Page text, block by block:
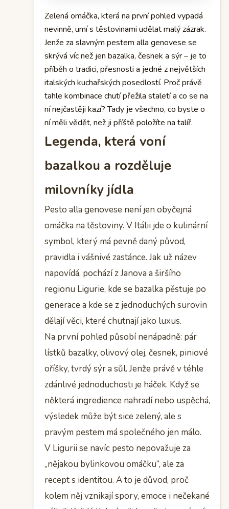
Zelená omáčka, která na první pohled vypadá
nevinně, umí s těstovinami udělat malý zázrak.
Jenže za slavným pestem alla genovese se
skrývá víc než jen bazalka, česnek a sýr – je to
příběh o tradici, přesnosti a jedné z největších
italských kuchařských posedlostí. Proč právě
tahle kombinace chutí přežila staletí a co se na
ní nejčastěji kazí? Tady je všechno, co byste o
ní měli vědět, než ji příště položíte na talíř.
Legenda, která voní
bazalkou a rozděluje
milovníky jídla
Pesto alla genovese není jen obyčejná
omáčka na těstoviny. V Itálii jde o kulinární
symbol, který má pevně daný původ,
pravidla i vášnivé zastánce. Jak už název
napovídá, pochází z Janova a širšího
regionu Ligurie, kde se bazalka pěstuje po
generace a kde se z jednoduchých surovin
dělají věci, které chutnají jako luxus.
Na první pohled působí nenápadně: pár
lístků bazalky, olivový olej, česnek, piniové
oříšky, tvrdý sýr a sůl. Jenže právě v téhle
zdánlivé jednoduchosti je háček. Když se
některá ingredience nahradí nebo uspěchá,
výsledek může být sice zelený, ale s
pravým pestem má společného jen málo.
V Ligurii se navíc pesto nepovažuje za
„nějakou bylinkovou omáčku“, ale za
recept s identitou. A to je důvod, proč
kolem něj vznikají spory, emoce i nečekané